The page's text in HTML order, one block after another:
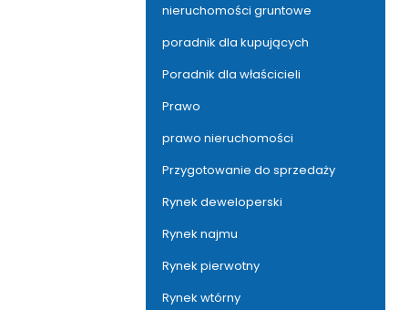
nieruchomości gruntowe
poradnik dla kupujących
Poradnik dla właścicieli
Prawo
prawo nieruchomości
Przygotowanie do sprzedaży
Rynek deweloperski
Rynek najmu
Rynek pierwotny
Rynek wtórny